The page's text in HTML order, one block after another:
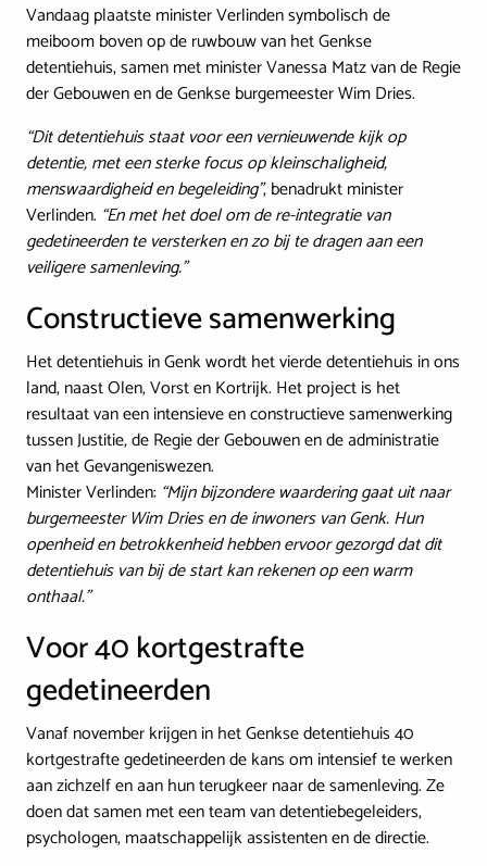
Vandaag plaatste minister Verlinden symbolisch de
meiboom boven op de ruwbouw van het Genkse
detentiehuis, samen met minister Vanessa Matz van de Regie
der Gebouwen en de Genkse burgemeester Wim Dries.
“Dit detentiehuis staat voor een vernieuwende kijk op
detentie, met een sterke focus op kleinschaligheid,
menswaardigheid en begeleiding”, benadrukt minister
Verlinden. “En met het doel om de re-integratie van
gedetineerden te versterken en zo bij te dragen aan een
veiligere samenleving.”
Constructieve samenwerking
Het detentiehuis in Genk wordt het vierde detentiehuis in ons
land, naast Olen, Vorst en Kortrijk. Het project is het
resultaat van een intensieve en constructieve samenwerking
tussen Justitie, de Regie der Gebouwen en de administratie
van het Gevangeniswezen.
Minister Verlinden: “Mijn bijzondere waardering gaat uit naar
burgemeester Wim Dries en de inwoners van Genk. Hun
openheid en betrokkenheid hebben ervoor gezorgd dat dit
detentiehuis van bij de start kan rekenen op een warm
onthaal.”
Voor 40 kortgestrafte
gedetineerden
Vanaf november krijgen in het Genkse detentiehuis 40
kortgestrafte gedetineerden de kans om intensief te werken
aan zichzelf en aan hun terugkeer naar de samenleving. Ze
doen dat samen met een team van detentiebegeleiders,
psychologen, maatschappelijk assistenten en de directie.